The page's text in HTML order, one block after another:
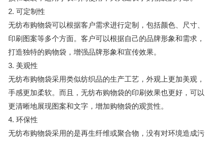
2. 可定制性
无纺布购物袋可以根据客户需求进行定制，包括颜色、尺寸、
印刷图案等多个方面。客户可以根据自己的品牌形象和需求，
打造独特的购物袋，增强品牌形象和宣传效果。
3. 美观性
无纺布购物袋采用类似纺织品的生产工艺，外观上更加美观，
手感更加柔软。而且，无纺布购物袋的印刷效果也更好，可以
更清晰地展现图案和文字，增加购物袋的观赏性。
4. 环保性
无纺布购物袋采用的是再生纤维或聚合物，没有对环境造成污